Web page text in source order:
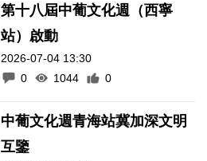
第十八屆中葡文化週（西寧
站）啟動
2026-07-04 13:30
0
1044 0
中葡文化週青海站冀加深文明
互鑒